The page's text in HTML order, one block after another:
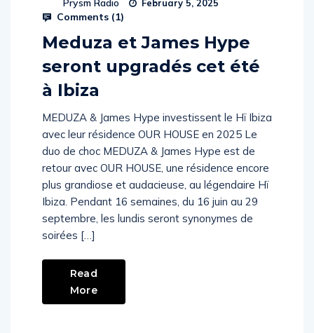
Prysm Radio February 5, 2025
Comments (1)
Meduza et James Hype
seront upgradés cet été
à Ibiza
MEDUZA & James Hype investissent le Hï Ibiza
avec leur résidence OUR HOUSE en 2025 Le
duo de choc MEDUZA & James Hype est de
retour avec OUR HOUSE, une résidence encore
plus grandiose et audacieuse, au légendaire Hï
Ibiza. Pendant 16 semaines, du 16 juin au 29
septembre, les lundis seront synonymes de
soirées […]
Read
More